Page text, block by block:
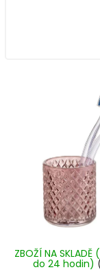
ZBOŽÍ NA
do 24 hodin)